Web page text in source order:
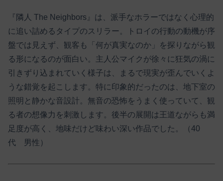
『隣人 The Neighbors』は、派手なホラーではなく心理的
に追い詰めるタイプのスリラー。トロイの行動の動機が序
盤では見えず、観客も「何が真実なのか」を探りながら観
る形になるのが面白い。主人公マイクが徐々に狂気の渦に
引きずり込まれていく様子は、まるで現実が歪んでいくよ
うな錯覚を起こします。特に印象的だったのは、地下室の
照明と静かな音設計。無音の恐怖をうまく使っていて、観
る者の想像力を刺激します。後半の展開は王道ながらも満
足度が高く、地味だけど味わい深い作品でした。（40
代 男性）